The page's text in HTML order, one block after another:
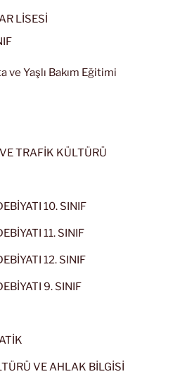
LİSESİ
ve Yaşlı Bakım Eğitimi
TRAFİK KÜLTÜRÜ
10. SINIF
11. SINIF
12. SINIF
9. SINIF
VE AHLAK BİLGİSİ